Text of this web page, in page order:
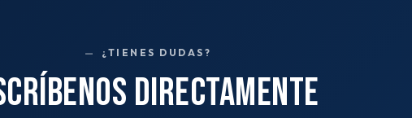
¿TIENES DUDAS?
DIRECTAMENTE